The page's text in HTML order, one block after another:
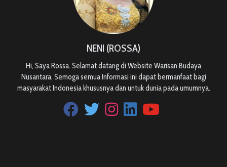
NENI (ROSSA)
Hi, Saya Rossa. Selamat datang di Website Warisan Budaya
Nusantara, Semoga semua Informasi ini dapat bermanfaat bagi
masyarakat Indonesia khususnya dan untuk dunia pada umumnya.